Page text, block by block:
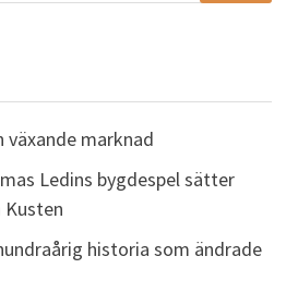
växande marknad
Ledins bygdespel sätter
historia som ändrade